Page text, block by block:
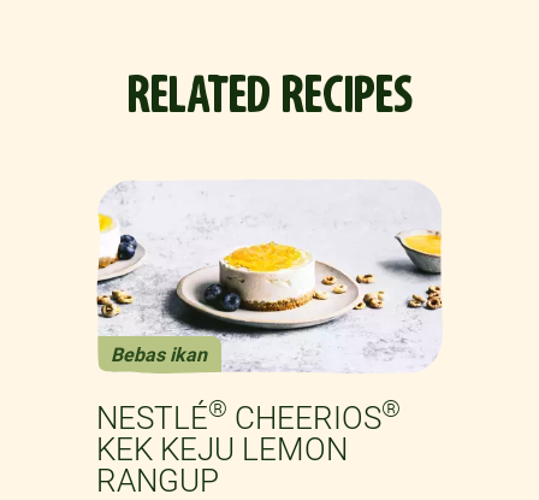
RELATED RECIPES
Bebas ikan
NESTLÉ® CHEERIOS®
KEK KEJU LEMON
RANGUP
Previous
Next